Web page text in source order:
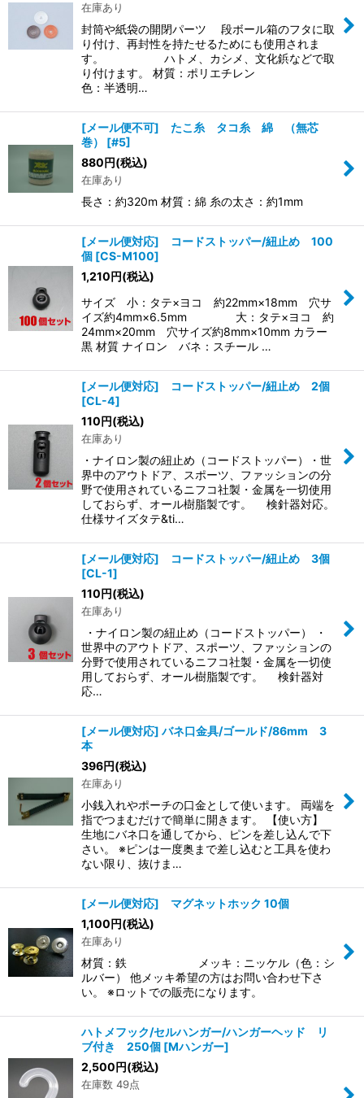
在庫あり
封筒や紙袋の開閉パーツ 段ボール箱のフタに取
り付け、再封性を持たせるためにも使用されま
す。 ハトメ、カシメ、文化鋲などで取
り付けます。 材質：ポリエチレン
色：半透明…
[メール便不可] たこ糸 タコ糸 綿 （無芯
巻）
[#5]
880円(税込)
在庫あり
長さ：約320m 材質：綿 糸の太さ：約1mm
[メール便対応] コードストッパー/紐止め 100
個 [CS-M100]
1,210円(税込)
サイズ 小：タテ×ヨコ 約22mm×18mm 穴サ
イズ約4mm×6.5mm 大：タテ×ヨコ 約
24mm×20mm 穴サイズ約8mm×10mm カラー
黒 材質 ナイロン バネ：スチール …
[メール便対応] コードストッパー/紐止め 2個
[CL-4]
110円(税込)
在庫あり
・ナイロン製の紐止め（コードストッパー）・世
界中のアウトドア、スポーツ、ファッションの分
野で使用されているニフコ社製・金属を一切使用
しておらず、オール樹脂製です。 検針器対応。
仕様サイズタテ&ti…
[メール便対応] コードストッパー/紐止め 3個
[CL-1]
110円(税込)
在庫あり
・ナイロン製の紐止め（コードストッパー） ・
世界中のアウトドア、スポーツ、ファッションの
分野で使用されているニフコ社製・金属を一切使
用しておらず、オール樹脂製です。 検針器対
応…
[メール便対応] バネ口金具/ゴールド/86mm 3
本
396円(税込)
在庫あり
小銭入れやポーチの口金として使います。 両端を
指でつまむだけで簡単に開きます。 【使い方】
生地にバネ口を通してから、ピンを差し込んで下
さい。 ※ピンは一度奥まで差し込むと工具を使わ
ない限り、抜けま…
[メール便対応] マグネットホック 10個
1,100円(税込)
在庫あり
材質：鉄 メッキ：ニッケル（色：シ
ルバー） 他メッキ希望の方はお問い合わせ下さ
い。 ※ロットでの販売になります。
ハトメフック/セルハンガー/ハンガーヘッド リ
ブ付き 250個 [Mハンガー]
2,500円(税込)
在庫数 49点